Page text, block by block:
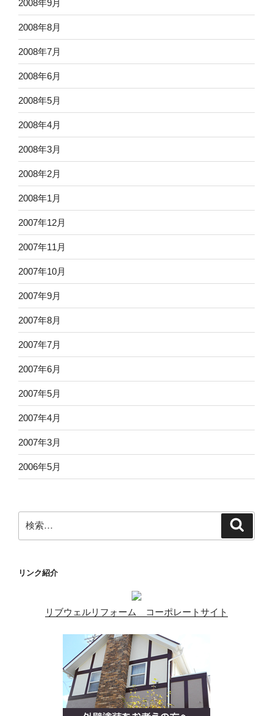
2008年9月
2008年8月
2008年7月
2008年6月
2008年5月
2008年4月
2008年3月
2008年2月
2008年1月
2007年12月
2007年11月
2007年10月
2007年9月
2007年8月
2007年7月
2007年6月
2007年5月
2007年4月
2007年3月
2006年5月
索:
リンク紹介
リブウェルリフォーム コーポレートサイト